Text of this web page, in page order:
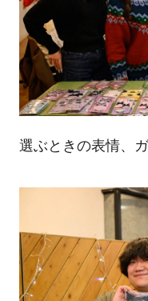
選ぶときの表情、